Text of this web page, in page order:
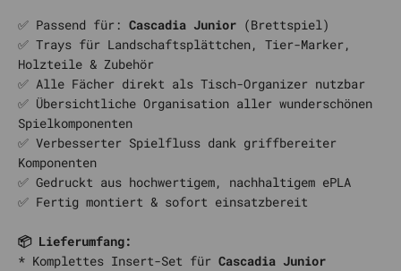
✅ Passend für: Cascadia Junior (Brettspiel)
✅ Trays für Landschaftsplättchen, Tier-Marker,
Holzteile & Zubehör
✅ Alle Fächer direkt als Tisch-Organizer nutzbar
✅ Übersichtliche Organisation aller wunderschönen
Spielkomponenten
✅ Verbesserter Spielfluss dank griffbereiter
Komponenten
✅ Gedruckt aus hochwertigem, nachhaltigem ePLA
✅ Fertig montiert & sofort einsatzbereit
📦 Lieferumfang:
* Komplettes Insert-Set für Cascadia Junior